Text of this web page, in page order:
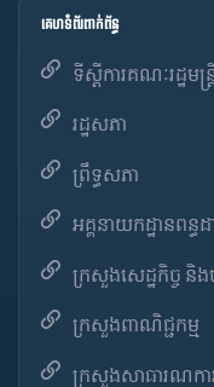
គេហទំព័រពាក់ព័ន្ធ
ទីស្តីការគណៈរដ្ឋមន្ត្
រដ្ឋសភា
ព្រឹទ្ធសភា
អគ្គនាយកដ្ឋានពន្ធដ
ក្រសួងសេដ្ឋកិច្ច និង
ក្រសួងពាណិជ្ជកម្ម
ក្រសួងសាធារណកា